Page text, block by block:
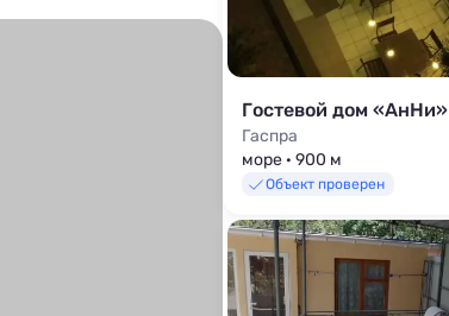
Гостевой дом «АнНи»
Гаспра
море · 900 м
Объект проверен